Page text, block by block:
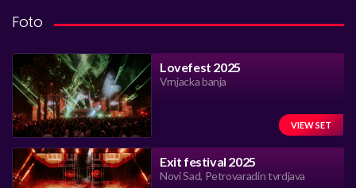
Foto
Lovefest 2025
Vrnjacka banja
VIEW SET
Exit festival 2025
Novi Sad, Petrovaradin tvrdjava